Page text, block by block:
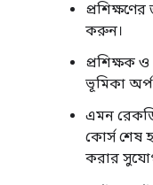
করুন।
প্রশিক্ষক
ভূমিকা
এমন
কোর্স শেষ
করার